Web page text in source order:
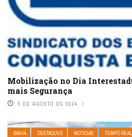
Mobilização no Dia
mais Segurança
5 DE AGOSTO DE 2014
BAHIA DESTAQUES NOTÍCIAS TEMPO REAL